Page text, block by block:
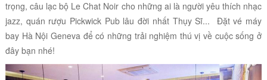
trọng, câu lạc bộ Le Chat Noir cho những ai là người yêu thích nhạc
jazz, quán rượu Pickwick Pub lâu đời nhất Thụy Sĩ... Đặt vé máy
bay Hà Nội Geneva để có những trải nghiệm thú vị về cuộc sống ở
đây bạn nhé!